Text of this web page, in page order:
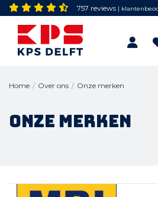
757 reviews |
Home / Over ons / Onze merken
Onze merken